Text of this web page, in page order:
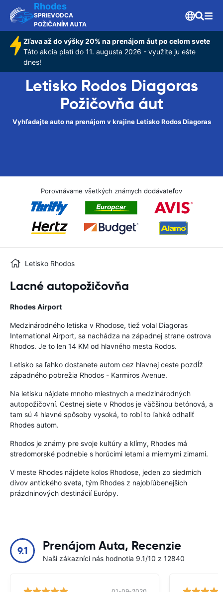
Rhodes
SPRIEVODCA
POŽIČANÍM AUTA
Zľava až do výšky 20% na prenájom áut po celom svete
Táto akcia platí do 11. augusta 2026 - využite ju ešte
dnes!
Letisko Rodos Diagoras
Požičovňa áut
Vyhľadajte auto na prenájom v krajine Letisko Rodos Diagoras
Porovnávame všetkých známych dodávateľov
Letisko Rhodos
Lacné autopožičovňa
Rhodes Airport
Medzinárodného letiska v Rhodose, tiež volal Diagoras
International Airport, sa nachádza na západnej strane ostrova
Rhodos. Je to len 14 KM od hlavného mesta Rodos.
Letisko sa ľahko dostanete autom cez hlavnej ceste pozdĺž
západného pobrežia Rhodos - Karmiros Avenue.
Na letisku nájdete mnoho miestnych a medzinárodných
autopožičovní. Cestnej siete v Rhodos je väčšinou betónová, a
tam sú 4 hlavné spôsoby vysoká, to robí to ľahké odhaliť
Rhodes autom.
Rhodos je známy pre svoje kultúry a klímy, Rhodes má
stredomorské podnebie s horúcimi letami a miernymi zimami.
V meste Rhodes nájdete kolos Rhodose, jeden zo siedmich
divov antického sveta, tým Rhodes z najobľúbenejších
prázdninových destinácií Európy.
9.1 Prenájom Auta, Recenzie
Naši zákazníci nás hodnotia 9.1/10 z 12840